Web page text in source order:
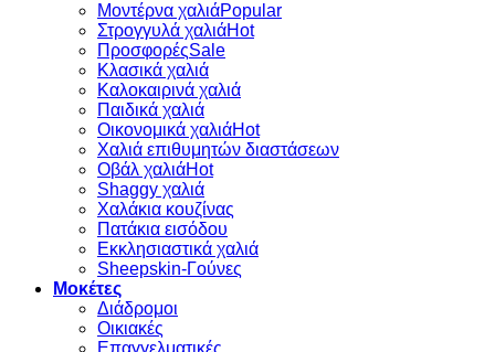
Μοντέρνα χαλιά
Στρογγυλά χαλιά
Προσφορές
Κλασικά χαλιά
Καλοκαιρινά χαλιά
Παιδικά χαλιά
Οικονομικά χαλιά
Χαλιά επιθυμητών διαστάσεων
Οβάλ χαλιά
Shaggy χαλιά
Χαλάκια κουζίνας
Πατάκια εισόδου
Εκκλησιαστικά χαλιά
Sheepskin-Γούνες
Μοκέτες
Διάδρομοι
Οικιακές
Επαγγελματικές